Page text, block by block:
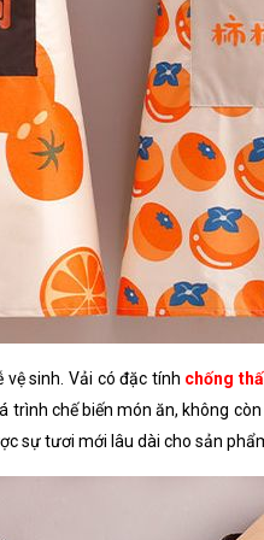
sinh. Vải có đặc tính chống
chế biến món ăn, không
sự tươi mới lâu dài cho sản